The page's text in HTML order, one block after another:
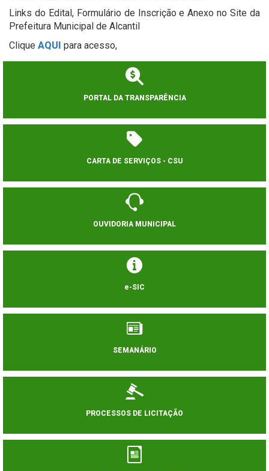
Links do Edital, Formulário de Inscrição e Anexo no Site da
Prefeitura Municipal de Alcantil
Clique AQUI para acesso,
PORTAL DA TRANSPARÊNCIA
CARTA DE SERVIÇOS - CSU
OUVIDORIA MUNICIPAL
e-SIC
SEMANÁRIO
PROCESSOS DE LICITAÇÃO